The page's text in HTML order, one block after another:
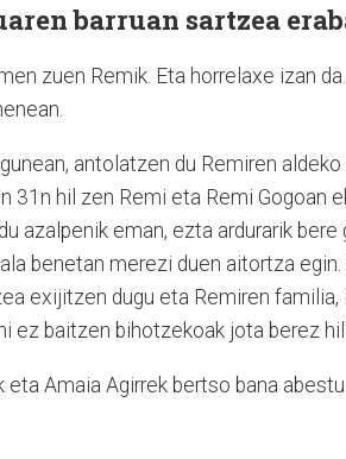
barruan sartzea
zuen Remik. Eta horrelaxe izan
antolatzen du Remiren
31n hil zen Remi eta Remi Gogoan
azalpenik eman, ezta ardurarik bere
benetan merezi duen aitortza
exijitzen dugu eta Remiren familia,
ez baitzen bihotzekoak jota berez
eta Amaia Agirrek bertso bana